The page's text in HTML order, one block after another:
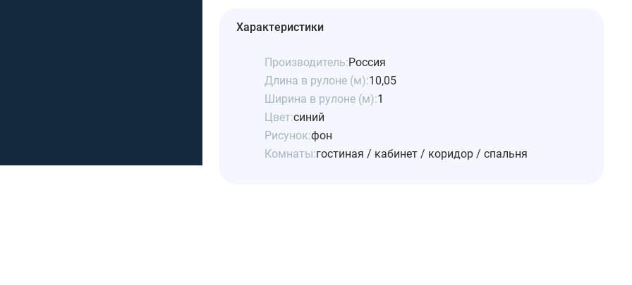
Характеристики
Производитель:Россия
Длина в рулоне (м):10,05
Ширина в рулоне (м):1
Цвет:синий
Рисунок:фон
Комнаты:гостиная / кабинет / коридор / спальня